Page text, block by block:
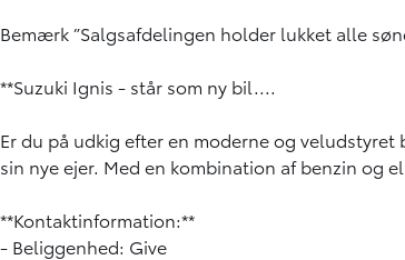
Bemærk ”Salgsafdelingen holder lukket alle
**Suzuki Ignis - står som ny bil....
Er du på udkig efter en moderne og veludstyret
sin nye ejer. Med en kombination af benzin og
**Kontaktinformation:**
- Beliggenhed: Give